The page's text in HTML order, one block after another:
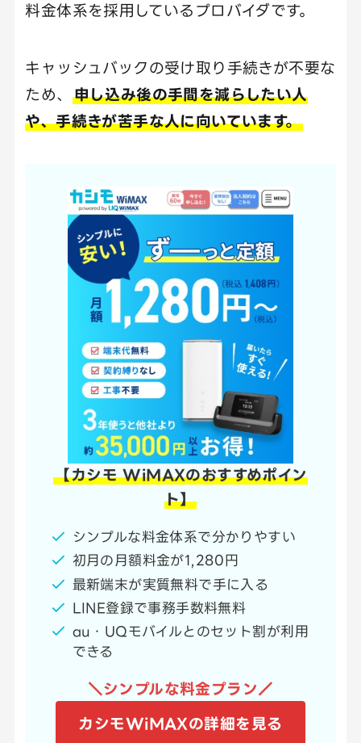
料金体系を採用しているプロバイダです。
キャッシュバックの受け取り手続きが不要な
ため、 申し込み後の手間を減らしたい人
や、手続きが苦手な人に向いています。
【カシモ WiMAXのおすすめポイン
ト】
シンプルな料金体系で分かりやすい
初月の月額料金が1,280円
最新端末が実質無料で手に入る
LINE登録で事務手数料無料
au・UQモバイルとのセット割が利用
できる
＼シンプルな料金プラン／
カシモWiMAXの詳細を見る